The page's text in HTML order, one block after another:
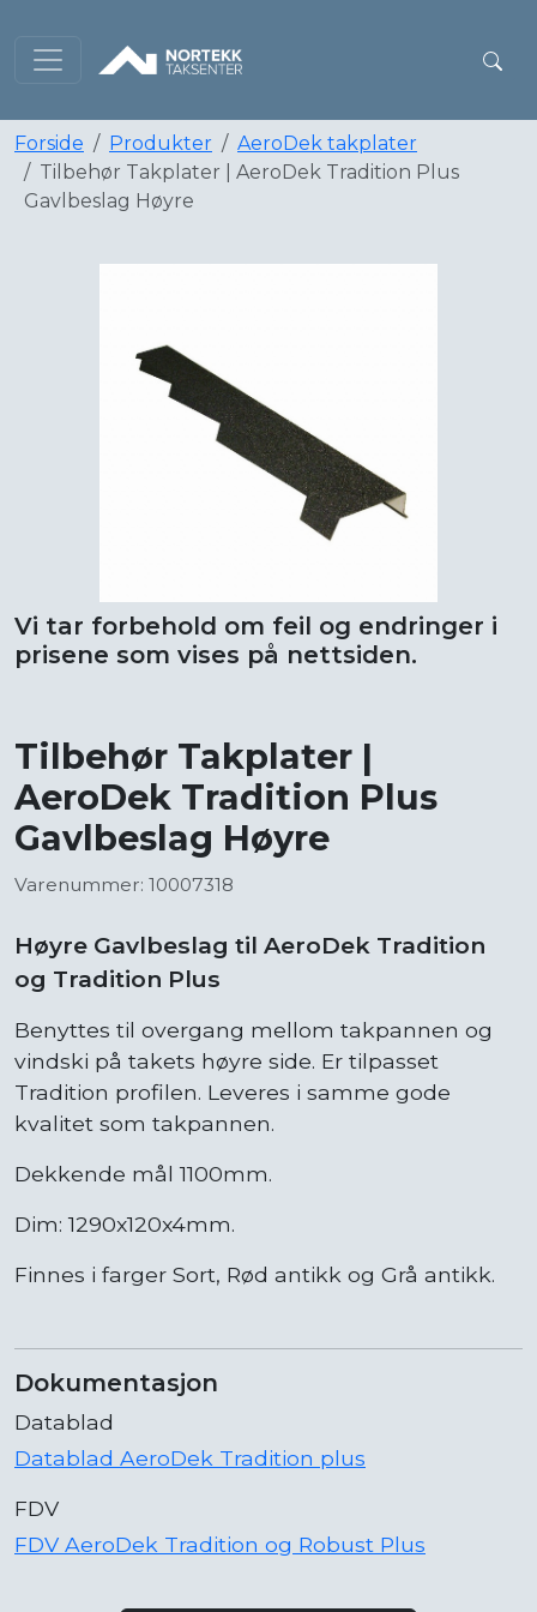
Forside Produkter
AeroDek takplater
Tilbehør Takplater | AeroDek Tradition Plus
Gavlbeslag Høyre
Vi tar forbehold om feil og endringer i
prisene som vises på nettsiden.
Tilbehør Takplater |
AeroDek Tradition Plus
Gavlbeslag Høyre
Varenummer: 10007318
Høyre Gavlbeslag til AeroDek Tradition
og Tradition Plus
Benyttes til overgang mellom takpannen og
vindski på takets høyre side. Er tilpasset
Tradition profilen. Leveres i samme gode
kvalitet som takpannen.
Dekkende mål 1100mm.
Dim: 1290x120x4mm.
Finnes i farger Sort, Rød antikk og Grå antikk.
Dokumentasjon
Datablad
Datablad AeroDek Tradition plus
FDV
FDV AeroDek Tradition og Robust Plus